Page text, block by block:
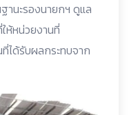
านะรองนายกฯ ดูแล
ห้หน่วยงานที่
ที่ได้รับผลกระทบจาก